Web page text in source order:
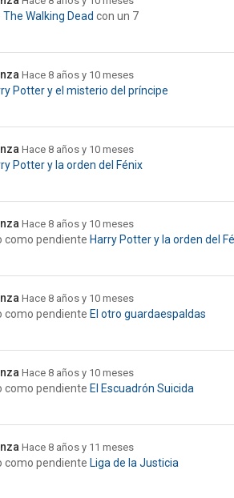
The Walking Dead con un 7
Hace 8 años y 10 meses
Potter y el misterio del príncipe
Hace 8 años y 10 meses
Potter y la orden del Fénix
Hace 8 años y 10 meses
como pendiente Harry Potter y la orden del
Hace 8 años y 10 meses
como pendiente El otro guardaespaldas
Hace 8 años y 10 meses
como pendiente El Escuadrón Suicida
Hace 8 años y 11 meses
como pendiente Liga de la Justicia